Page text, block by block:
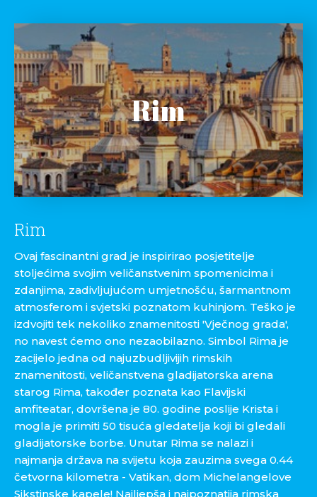
Rim
Rim
Ovaj fascinantni grad je inspirirao posjetitelje
stoljećima svojim veličanstvenim spomenicima i
zdanjima, zadivljujućom umjetnošću, šarmantnom
atmosferom i svjetski poznatom kuhinjom. Teško je
izdvojiti tek nekoliko znamenitosti 'Vječnog grada',
no navest ćemo ono nezaobilazno. Simbol Rima je
zacijelo jedna od najuzbudljivijih rimskih
znamenitosti, veličanstvena gladijatorska arena
starog Rima, također poznata kao Flavijski
amfiteatar, dovršena je 80. godine poslije Krista i
mogla je primiti 50 tisuća gledatelja koji bi gledali
gladijatorske borbe. Unutar Rima se nalazi i
najmanja država na svijetu koja zauzima svega 0.44
četvorna kilometra - Vatikan, dom Michelangelove
Sikstinske kapele! Najljepša i najpoznatija rimska